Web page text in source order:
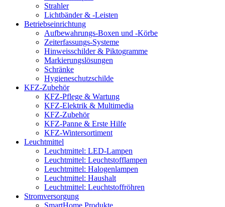
Strahler
Lichtbänder & -Leisten
Betriebseinrichtung
Aufbewahrungs-Boxen und -Körbe
Zeiterfassungs-Systeme
Hinweisschilder & Piktogramme
Markierungslösungen
Schränke
Hygieneschutzschilde
KFZ-Zubehör
KFZ-Pflege & Wartung
KFZ-Elektrik & Multimedia
KFZ-Zubehör
KFZ-Panne & Erste Hilfe
KFZ-Wintersortiment
Leuchtmittel
Leuchtmittel: LED-Lampen
Leuchtmittel: Leuchtstofflampen
Leuchtmittel: Halogenlampen
Leuchtmittel: Haushalt
Leuchtmittel: Leuchtstoffröhren
Stromversorgung
SmartHome Produkte